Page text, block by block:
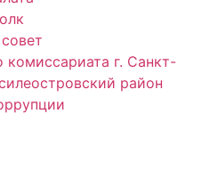
комиссариата г. Санкт-
район